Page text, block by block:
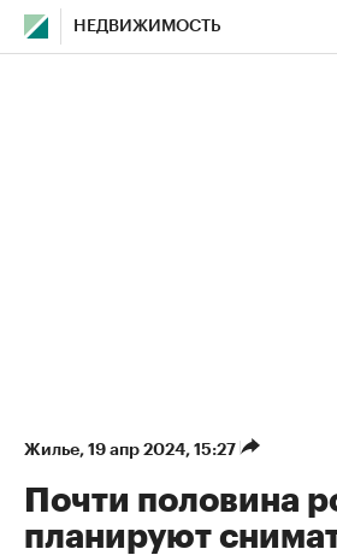
НЕДВИЖИМОСТЬ
Жилье⁠, 19 апр 2024, 15:27
Почти половина
планируют